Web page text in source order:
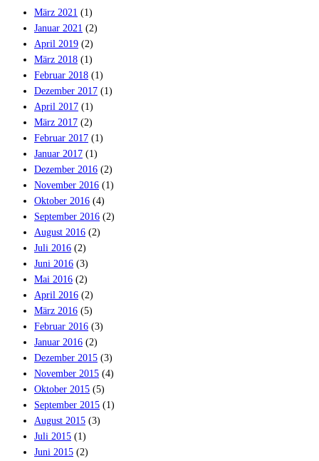
März 2021 (1)
Januar 2021 (2)
April 2019 (2)
März 2018 (1)
Februar 2018 (1)
Dezember 2017 (1)
April 2017 (1)
März 2017 (2)
Februar 2017 (1)
Januar 2017 (1)
Dezember 2016 (2)
November 2016 (1)
Oktober 2016 (4)
September 2016 (2)
August 2016 (2)
Juli 2016 (2)
Juni 2016 (3)
Mai 2016 (2)
April 2016 (2)
März 2016 (5)
Februar 2016 (3)
Januar 2016 (2)
Dezember 2015 (3)
November 2015 (4)
Oktober 2015 (5)
September 2015 (1)
August 2015 (3)
Juli 2015 (1)
Juni 2015 (2)